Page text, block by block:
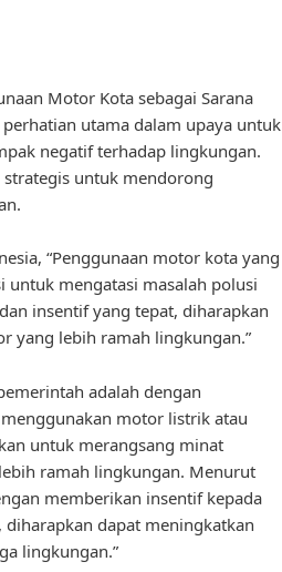
Motor Kota sebagai Sarana
utama dalam upaya untuk
negatif terhadap lingkungan.
untuk mendorong
“Penggunaan motor kota yang
untuk mengatasi masalah polusi
insentif yang tepat, diharapkan
yang lebih ramah lingkungan.”
adalah dengan
motor listrik atau
untuk merangsang minat
ramah lingkungan. Menurut
memberikan insentif kepada
dapat meningkatkan
lingkungan.”